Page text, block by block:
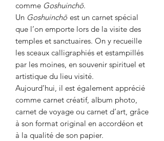
comme Goshuinchō.
Un Goshuinchō est un carnet spécial
que l’on emporte lors de la visite des
temples et sanctuaires. On y recueille
les sceaux calligraphiés et estampillés
par les moines, en souvenir spirituel et
artistique du lieu visité.
Aujourd’hui, il est également apprécié
comme carnet créatif, album photo,
carnet de voyage ou carnet d’art, grâce
à son format original en accordéon et
à la qualité de son papier.